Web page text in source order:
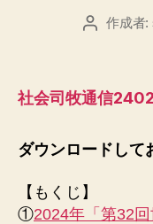
投 作成者:
社会司牧通信2402
ダウンロードして
【もくじ】
①2024年「第32